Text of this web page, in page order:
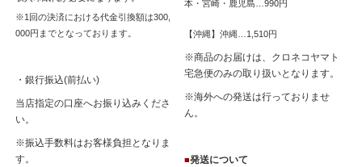
※1回の決済における代金引換額は300,
000円までとなっております。
・銀行振込(前払い)
当店指定の口座へお振り込みくださ
い。
※振込手数料はお客様負担となりま
す。
本・宮崎・鹿児島…990円
【沖縄】沖縄…1,510円
※商品のお届けは、クロネコヤマト
宅急便のみの取り扱いとなります。
※海外への発送は行っておりませ
ん。
■発送について